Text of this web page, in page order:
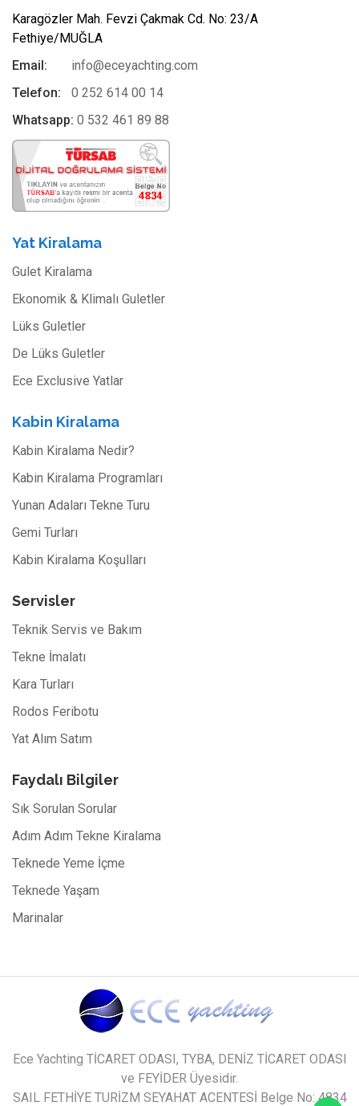
Karagözler Mah. Fevzi Çakmak Cd. No: 23/A
Fethiye/MUĞLA
Email:
info@eceyachting.com
Telefon:
0 252 614 00 14
Whatsapp: 0 532 461 89 88
Yat Kiralama
Gulet Kiralama
Ekonomik & Klimalı Guletler
Lüks Guletler
De Lüks Guletler
Ece Exclusive Yatlar
Kabin Kiralama
Kabin Kiralama Nedir?
Kabin Kiralama Programları
Yunan Adaları Tekne Turu
Gemi Turları
Kabin Kiralama Koşulları
Servisler
Teknik Servis ve Bakım
Tekne İmalatı
Kara Turları
Rodos Feribotu
Yat Alım Satım
Faydalı Bilgiler
Sık Sorulan Sorular
Adım Adım Tekne Kiralama
Teknede Yeme İçme
Teknede Yaşam
Marinalar
Ece Yachting TİCARET ODASI, TYBA, DENİZ TİCARET ODASI
ve FEYİDER Üyesidir.
SAIL FETHİYE TURİZM SEYAHAT ACENTESİ Belge No: 4834